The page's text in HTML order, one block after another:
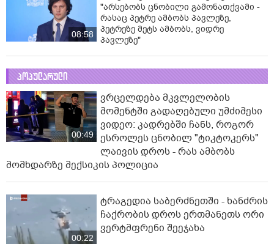
08:58
"არსებობს ცნობილი გამონათქვამი -
რასაც პეტრე ამბობს პავლეზე,
პეტრეზე მეტს ამბობს, ვიდრე
პავლეზე"
პოპულარული
00:49
ვრცელდება მკვლელობის
მომენტში გადაღებული უმძიმესი
ვიდეო: კადრებში ჩანს, როგორ
ესროლეს ცნობილ "ტიკტოკერს"
ლაივის დროს - რას ამბობს
მომხდარზე მექსიკის პოლიცია
00:22
ტრაგედია საბერძნეთში - ხანძრის
ჩაქრობის დროს ერთმანეთს ორი
ვერტმფრენი შეეჯახა